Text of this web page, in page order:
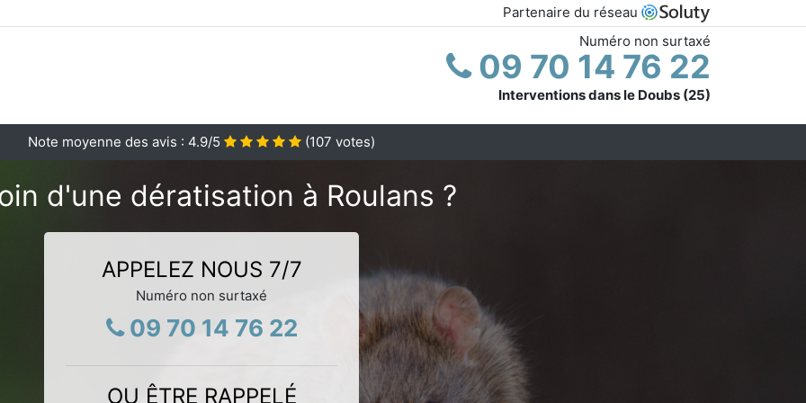
Partenaire du réseau
Numéro non surtaxé
09 70 14 76 22
Interventions dans le Doubs (25)
Note moyenne des avis : 4.9/5 (107 votes)
d'une dératisation à Roulans ?
APPELEZ NOUS 7/7
Numéro non surtaxé
09 70 14 76 22
OU ÊTRE RAPPELÉ